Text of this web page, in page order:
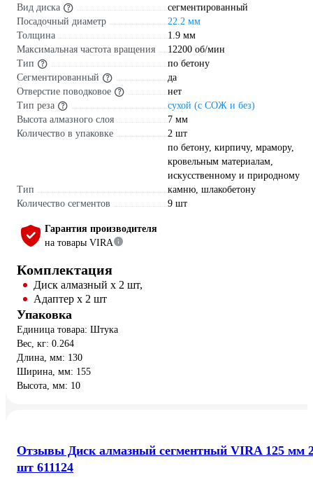
Вид диска
сегментированный
Посадочный диаметр
22.2 мм
Толщина
1.9 мм
Максимальная частота вращения
12200 об/мин
Тип
по бетону
Сегментированный
да
Отверстие поводковое
нет
Тип реза
сухой (с СОЖ и без)
Высота алмазного слоя
7 мм
Количество в упаковке
2 шт
Тип
по бетону, кирпичу, мрамору,
кровельным материалам,
искусственному и природному
камню, шлакобетону
Количество сегментов
9 шт
Гарантия производителя
на товары VIRA
Комплектация
Диск алмазный х 2 шт,
Адаптер х 2 шт
Упаковка
Единица товара: Штука
Вес, кг: 0.264
Длина, мм: 130
Ширина, мм: 155
Высота, мм: 10
Отзывы Диск алмазный сегментный VIRA 125 мм
шт 611124